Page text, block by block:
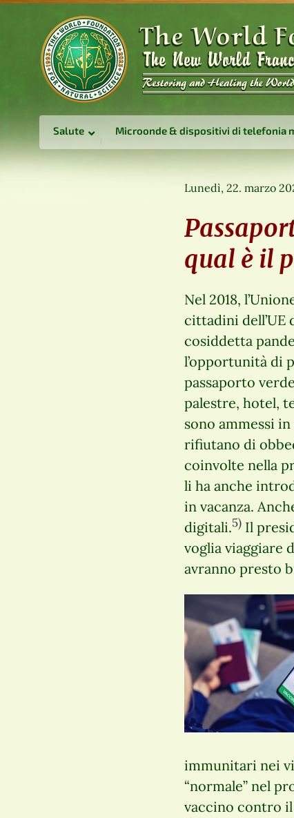
Salute Microonde & dispositivi di telefonia
Lunedì, 22. marzo
qual è il
Nel 2018,
cittadini dell’UE
cosiddetta
l’opportunità di
passaporto
palestre, hotel,
sono ammessi
rifiutano di
coinvolte nella
li ha anche
in vacanza.
digitali.5) Il
voglia viaggiare
avranno presto
immunitari nei
“normale” nel
vaccino contro